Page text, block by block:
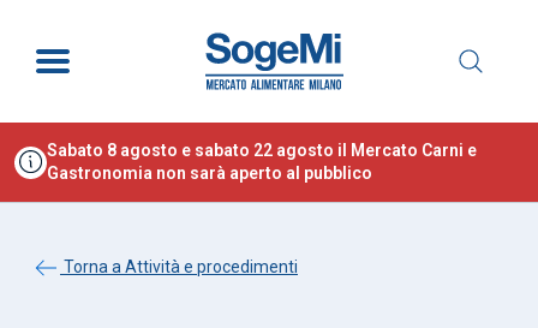
Sabato 8 agosto e sabato 22 agosto il Mercato Carni e
Gastronomia non sarà aperto al pubblico
Torna a Attività e procedimenti